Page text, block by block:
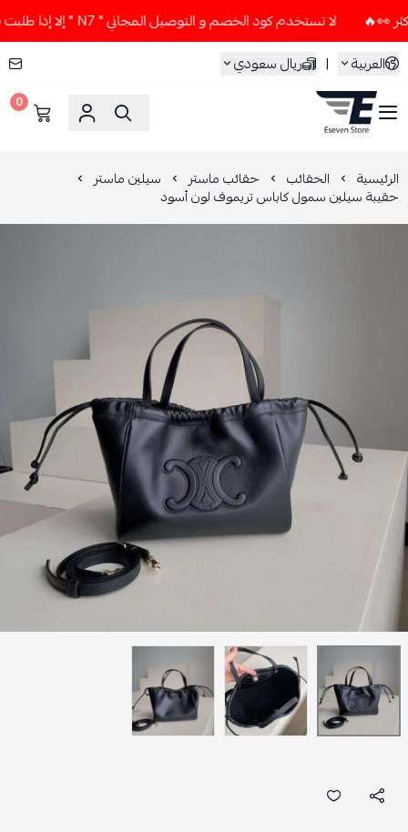
لا تستخدم كود الخصم و التوصيل المجاني " N7 " إلا إذا طلبت قطعتين أو أكثر 👀🔥
العربية
| ريال سعودي
ESEVEN STORE
0
الرئيسية الحقائب حقائب ماستر سيلين ماستر
حقيبة سيلين سمول كاباس تريموف لون أسود